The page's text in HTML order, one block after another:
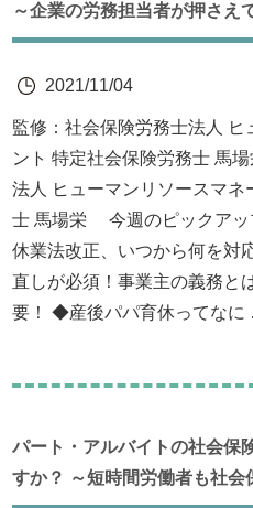
～企業の労務担当者が押さえ
2021/11/04
監修：社会保険労務士法人 ヒ
ント 特定社会保険労務士 馬
法人 ヒューマンリソースマ
士 馬場栄 今週のピックア
休業法改正、いつから何を対
直しが必須！事業主の義務
要！ ◆産後パパ育休ってな
パート・アルバイトの社会保
すか？ ～短時間労働者も社会